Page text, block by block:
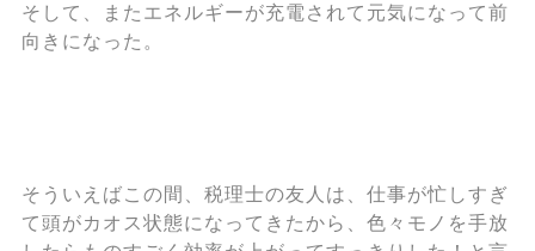
そして、またエネルギーが充電されて元気になって前
向きになった。
そういえばこの間、税理士の友人は、仕事が忙しすぎ
て頭がカオス状態になってきたから、色々モノを手放